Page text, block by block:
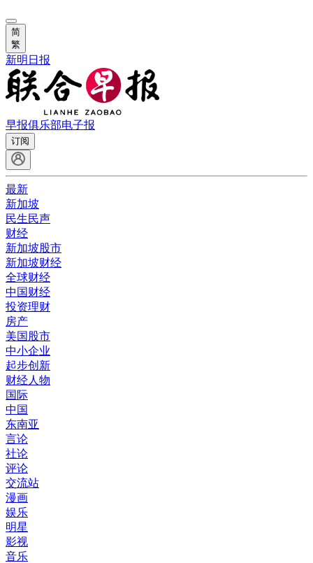
简
繁
新明日报
早报俱乐部电子报
订阅
最新
新加坡
民生民声
财经
新加坡股市
新加坡财经
全球财经
中国财经
投资理财
房产
美国股市
中小企业
起步创新
财经人物
国际
中国
东南亚
言论
社论
评论
交流站
漫画
娱乐
明星
影视
音乐